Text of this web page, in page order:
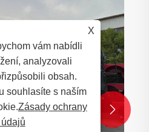

X
vám nabídli
analyzovali
obsah.
souhlasíte s naším
Zásady ochrany